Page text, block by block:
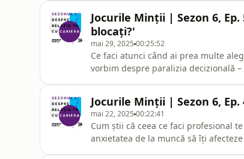
timpul
Jocurile Minții | Sezon 6,
blocați?'
mai 29, 2025 00:25:52
Ce faci atunci când ai prea multe
vorbim despre paralizia decizională
lipsa de cl
Jocurile Minții | Sezon 6,
mai 22, 2025 00:22:41
Cum știi că ceea ce faci profesional
anxietatea de la muncă să îți